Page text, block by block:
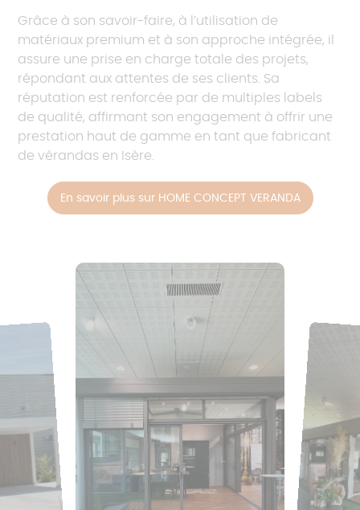
Grâce à son savoir-faire, à l’utilisation de
matériaux premium et à son approche intégrée, il
assure une prise en charge totale des projets,
répondant aux attentes de ses clients. Sa
réputation est renforcée par de multiples labels
de qualité, affirmant son engagement à offrir une
prestation haut de gamme en tant que fabricant
de vérandas en Isère.
En savoir plus sur HOME CONCEPT VERANDA